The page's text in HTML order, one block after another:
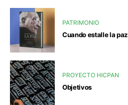
PATRIMONIO
Cuando estalle la paz
PROYECTO HICPAN
Objetivos